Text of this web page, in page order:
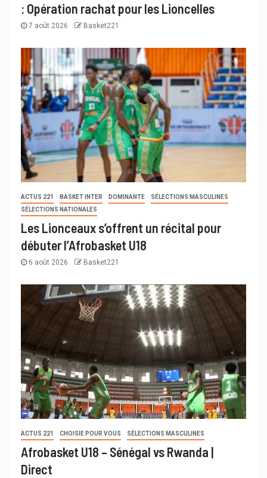
: Opération rachat pour les Lioncelles
7 août 2026 Basket221
ACTUS 221 BASKET INTER DOMINANTE
SÉLECTIONS MASCULINES
SÉLECTIONS NATIONALES
Les Lionceaux s’offrent un récital pour
débuter l’Afrobasket U18
6 août 2026 Basket221
ACTUS 221 CHOISIE POUR VOUS SÉLECTIONS MASCULINES
Afrobasket U18 – Sénégal vs Rwanda |
Direct